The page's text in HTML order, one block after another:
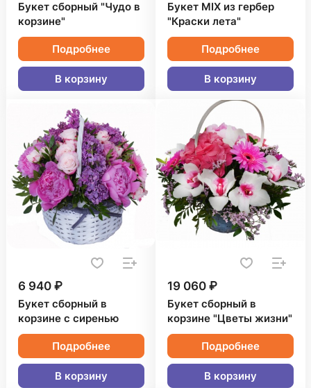
Букет сборный "Чудо в
корзине"
Подробнее
В корзину
Букет MIX из гербер
"Краски лета"
Подробнее
В корзину
6 940 ₽
Букет сборный в
корзине с сиренью
Подробнее
В корзину
19 060 ₽
Букет сборный в
корзине "Цветы жизни"
Подробнее
В корзину